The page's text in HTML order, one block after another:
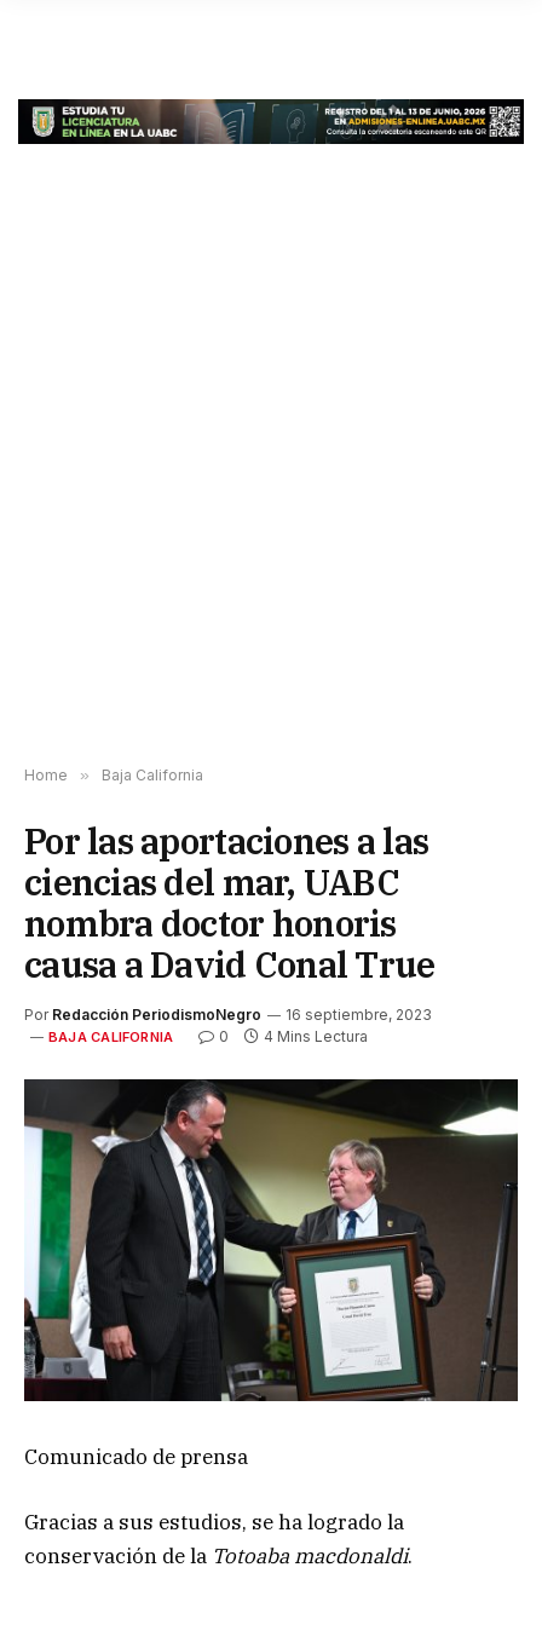
Home » Baja California
Por las aportaciones a las
ciencias del mar, UABC
nombra doctor honoris
causa a David Conal True
Por Redacción PeriodismoNegro 16 septiembre, 2023
BAJA CALIFORNIA 0 4 Mins Lectura
Comunicado de prensa
Gracias a sus estudios, se ha logrado la
conservación de la Totoaba macdonaldi.